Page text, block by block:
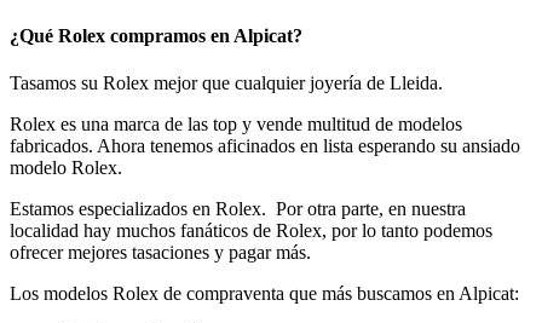
¿Qué Rolex compramos en Alpicat?
Tasamos su Rolex mejor que cualquier joyería de Lleida.
Rolex es una marca de las top y vende multitud de modelos
fabricados. Ahora tenemos aficinados en lista esperando su ansiado
modelo Rolex.
Estamos especializados en Rolex. Por otra parte, en nuestra
localidad hay muchos fanáticos de Rolex, por lo tanto podemos
ofrecer mejores tasaciones y pagar más.
Los modelos Rolex de compraventa que más buscamos en Alpicat: